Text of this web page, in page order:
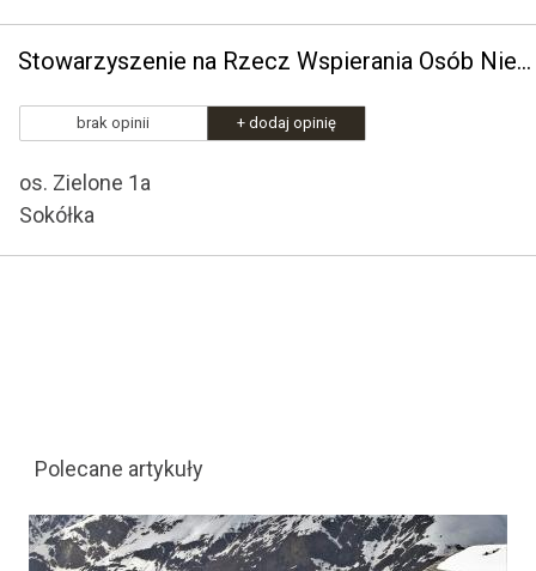
Stowarzyszenie na Rzecz Wspierania Osób Niepełnosprawnych "Pod Skrzydłami"
brak opinii + dodaj opinię
os. Zielone 1a
Sokółka
Polecane artykuły